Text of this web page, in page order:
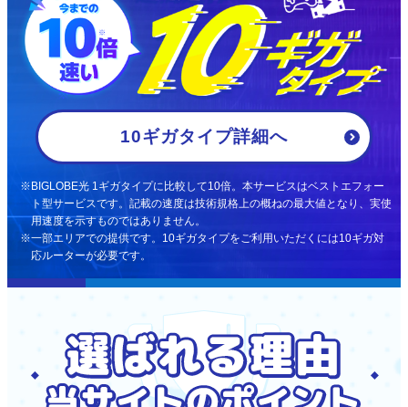
10ギガタイプ詳細へ
BIGLOBE光 1ギガタイプに比較して10倍。本サービスはベストエフォー
ト型サービスです。記載の速度は技術規格上の概ねの最大値となり、実使
用速度を示すものではありません。
一部エリアでの提供です。10ギガタイプをご利用いただくには10ギガ対
応ルーターが必要です。